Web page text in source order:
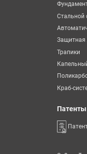
Стальной
Защитная
Трапики
Краб-
Патенты